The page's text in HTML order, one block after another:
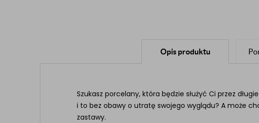
Opis produktu
Szukasz porcelany, która będzie służyć Ci przez
i to bez obawy o utratę swojego wyglądu? A może
zastawy.